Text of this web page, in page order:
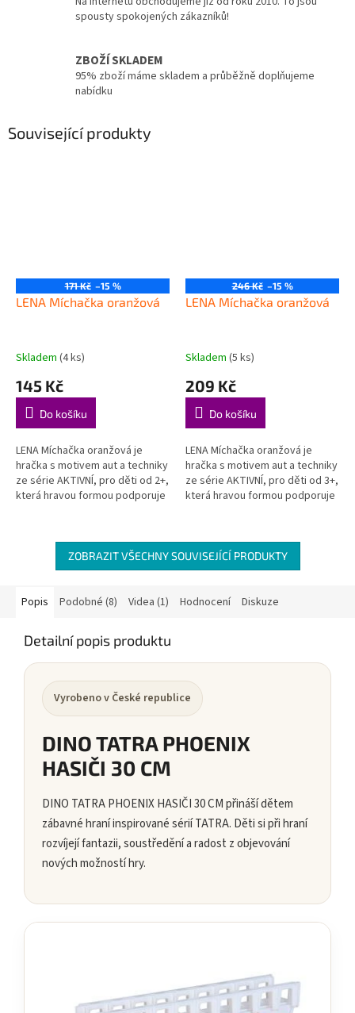
spousty spokojených zákazníků!
ZBOŽÍ SKLADEM
95% zboží máme skladem a průběžně doplňujeme
nabídku
Související produkty
171 Kč –15 %
LENA Míchačka oranžová
Skladem (4 ks)
145 Kč
Do košíku
LENA Míchačka oranžová je
hračka s motivem aut a techniky
ze série AKTIVNÍ, pro děti od 2+,
která hravou formou podporuje
246 Kč –15 %
LENA Míchačka oranžová
Skladem (5 ks)
209 Kč
Do košíku
LENA Míchačka oranžová je
hračka s motivem aut a techniky
ze série AKTIVNÍ, pro děti od 3+,
která hravou formou podporuje
ZOBRAZIT VŠECHNY SOUVISEJÍCÍ PRODUKTY
Popis Podobné (8) Videa (1) Hodnocení Diskuze
Detailní popis produktu
Vyrobeno v České republice
DINO TATRA PHOENIX
HASIČI 30 CM
DINO TATRA PHOENIX HASIČI 30 CM přináší dětem
zábavné hraní inspirované sérií TATRA. Děti si při hraní
rozvíjejí fantazii, soustředění a radost z objevování
nových možností hry.